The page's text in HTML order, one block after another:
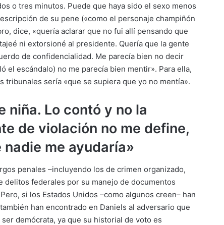
o tres minutos. Puede que haya sido el sexo menos
de su pene («como el personaje champiñón
dice, «quería aclarar que no fui allí pensando que
ni extorsioné al presidente. Quería que la gente
de confidencialidad. Me parecía bien no decir
el escándalo) no me parecía bien mentir». Para ella,
tribunales sería «que se supiera que yo no mentía».
niña. Lo contó y no la
de violación no me define,
me ayudaría»
penales –incluyendo los de crimen organizado,
delitos federales por su manejo de documentos
si los Estados Unidos –como algunos creen– han
han encontrado en Daniels al adversario que
demócrata, ya que su historial de voto es